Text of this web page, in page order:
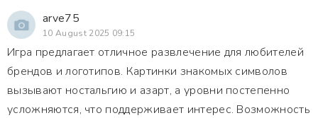
arve75
10 August 2025 09:15
Игра предлагает отличное развлечение для любителей
брендов и логотипов. Картинки знакомых символов
вызывают ностальгию и азарт, а уровни постепенно
усложняются, что поддерживает интерес. Возможность